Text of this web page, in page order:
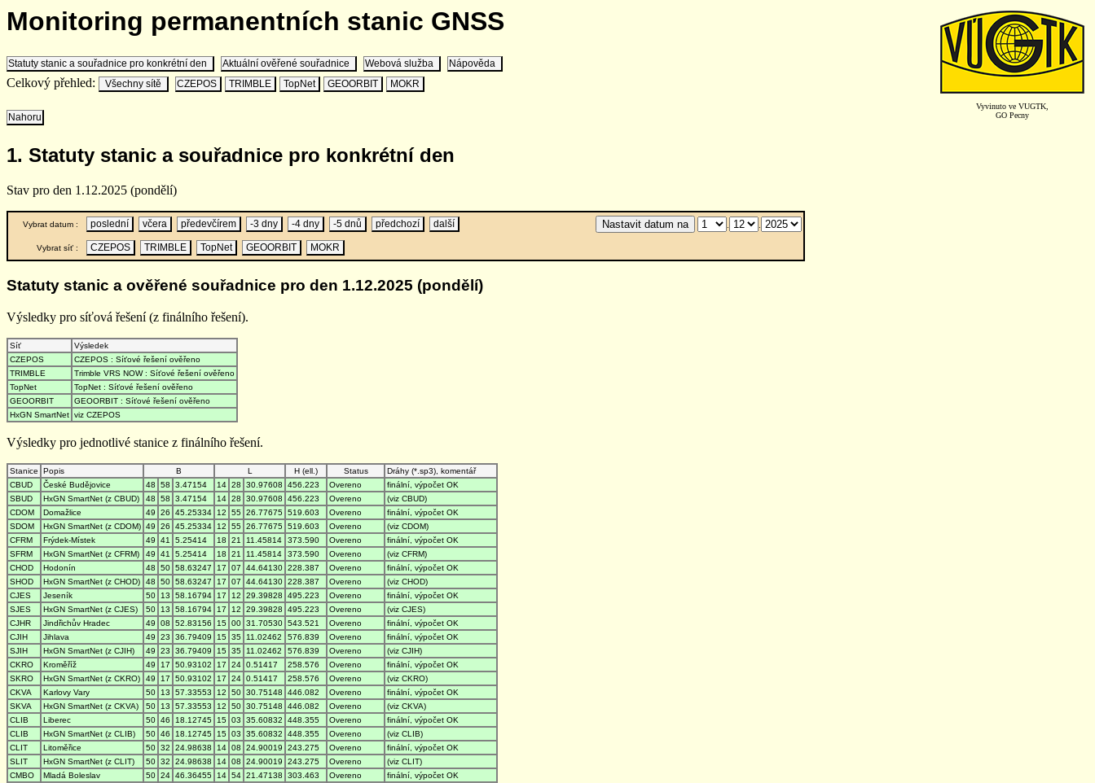
Vyvinuto ve VUGTK,
GO Pecny
Monitoring permanentních stanic GNSS
Statuty stanic a souřadnice pro konkrétní den Aktuální ověřené souřadnice Webová služba Nápověda
Celkový přehled: Všechny sítě CZEPOS TRIMBLE TopNet GEOORBIT MOKR
Nahoru
1. Statuty stanic a souřadnice pro konkrétní den
Stav pro den 1.12.2025 (pondělí)
Vybrat datum : poslední včera předevčírem -3 dny -4 dny -5 dnů předchozí další . .
Vybrat síť : CZEPOS TRIMBLE TopNet GEOORBIT MOKR
Statuty stanic a ověřené souřadnice pro den 1.12.2025 (pondělí)
Výsledky pro síťová řešení (z finálního řešení).
Síť
Výsledek
CZEPOS
CZEPOS : Síťové řešení ověřeno
TRIMBLE
Trimble VRS NOW : Síťové řešení ověřeno
TopNet
TopNet : Síťové řešení ověřeno
GEOORBIT
GEOORBIT : Síťové řešení ověřeno
HxGN SmartNet viz CZEPOS
Výsledky pro jednotlivé stanice z finálního řešení.
Stanice Popis B L H (ell.) Status
Dráhy (*.sp3), komentář
CBUD
České Budějovice 48 58 3.47154 14 28 30.97608 456.223 Overeno
finální, výpočet OK
SBUD
HxGN SmartNet (z CBUD) 48 58 3.47154 14 28 30.97608 456.223 Overeno
(viz CBUD)
CDOM
Domažlice 49 26 45.25334 12 55 26.77675 519.603 Overeno
finální, výpočet OK
SDOM
HxGN SmartNet (z CDOM) 49 26 45.25334 12 55 26.77675 519.603 Overeno
(viz CDOM)
CFRM
Frýdek-Místek 49 41 5.25414 18 21 11.45814 373.590 Overeno
finální, výpočet OK
SFRM
HxGN SmartNet (z CFRM) 49 41 5.25414 18 21 11.45814 373.590 Overeno
(viz CFRM)
CHOD
Hodonín 48 50 58.63247 17 07 44.64130 228.387 Overeno
finální, výpočet OK
SHOD
HxGN SmartNet (z CHOD) 48 50 58.63247 17 07 44.64130 228.387 Overeno
(viz CHOD)
CJES
Jeseník 50 13 58.16794 17 12 29.39828 495.223 Overeno
finální, výpočet OK
SJES
HxGN SmartNet (z CJES) 50 13 58.16794 17 12 29.39828 495.223 Overeno
(viz CJES)
CJHR
Jindřichův Hradec 49 08 52.83156 15 00 31.70530 543.521 Overeno
finální, výpočet OK
CJIH
Jihlava 49 23 36.79409 15 35 11.02462 576.839 Overeno
finální, výpočet OK
SJIH
HxGN SmartNet (z CJIH) 49 23 36.79409 15 35 11.02462 576.839 Overeno
(viz CJIH)
CKRO
Kroměříž 49 17 50.93102 17 24 0.51417 258.576 Overeno
finální, výpočet OK
SKRO
HxGN SmartNet (z CKRO) 49 17 50.93102 17 24 0.51417 258.576 Overeno
(viz CKRO)
CKVA
Karlovy Vary 50 13 57.33553 12 50 30.75148 446.082 Overeno
finální, výpočet OK
SKVA
HxGN SmartNet (z CKVA) 50 13 57.33553 12 50 30.75148 446.082 Overeno
(viz CKVA)
CLIB
Liberec 50 46 18.12745 15 03 35.60832 448.355 Overeno
finální, výpočet OK
CLIB
HxGN SmartNet (z CLIB) 50 46 18.12745 15 03 35.60832 448.355 Overeno
(viz CLIB)
CLIT
Litoměřice 50 32 24.98638 14 08 24.90019 243.275 Overeno
finální, výpočet OK
SLIT
HxGN SmartNet (z CLIT) 50 32 24.98638 14 08 24.90019 243.275 Overeno
(viz CLIT)
CMBO
Mladá Boleslav 50 24 46.36455 14 54 21.47138 303.463 Overeno
finální, výpočet OK